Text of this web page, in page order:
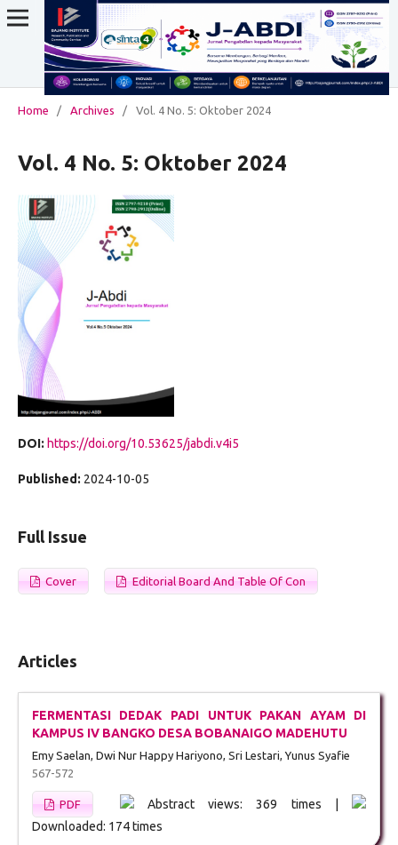
Home / Archives / Vol. 4 No. 5: Oktober 2024
Vol. 4 No. 5: Oktober 2024
DOI: https://doi.org/10.53625/jabdi.v4i5
Published: 2024-10-05
Full Issue
Cover Editorial Board And Table Of Con
Articles
FERMENTASI DEDAK PADI UNTUK PAKAN AYAM DI
KAMPUS IV BANGKO DESA BOBANAIGO MADEHUTU
Emy Saelan, Dwi Nur Happy Hariyono, Sri Lestari, Yunus Syafie
567-572
PDF
Abstract views: 369 times |
Downloaded: 174 times